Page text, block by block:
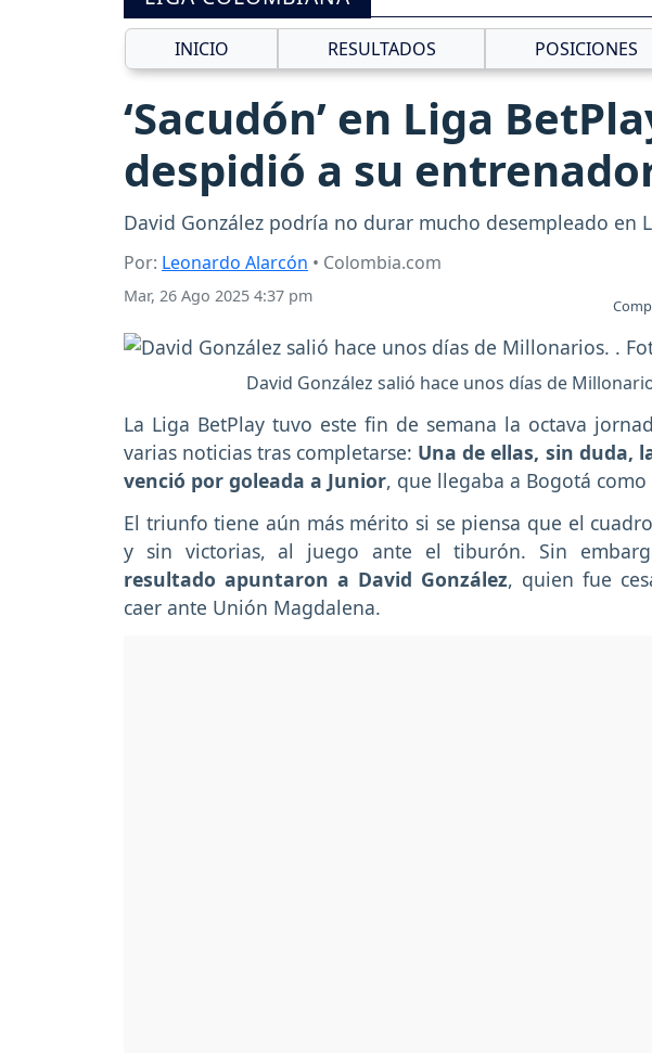
INICIO RESULTADOS POSICIONES
‘Sacudón’ en Liga
despidió a su
David González podría no durar mucho desempleado
Por: Leonardo Alarcón • Colombia.com
Mar, 26 Ago 2025 4:37 pm
David González salió hace unos días de
La Liga BetPlay tuvo este fin de semana la octava
varias noticias tras completarse: Una de ellas, sin duda,
venció por goleada a Junior, que llegaba a Bogotá
El triunfo tiene aún más mérito si se piensa que el
y sin victorias, al juego ante el tiburón. Sin
resultado apuntaron a David González, quien fue
caer ante Unión Magdalena.